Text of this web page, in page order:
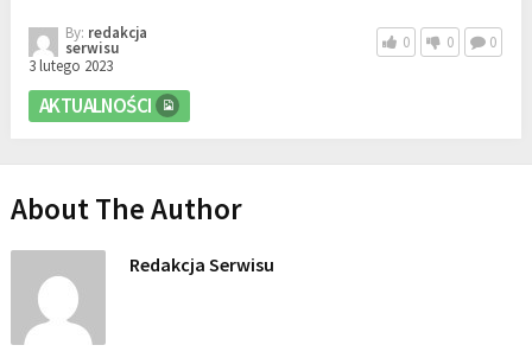
By: redakcja
serwisu
3 lutego 2023
0 0 0
AKTUALNOŚCI
About The Author
Redakcja Serwisu